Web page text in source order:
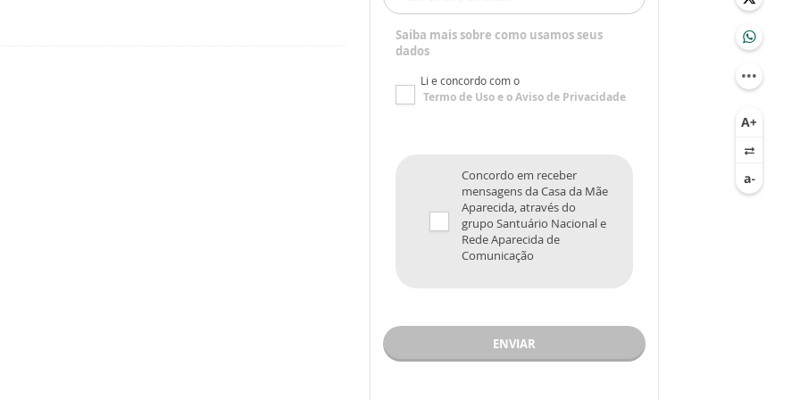
Saiba mais sobre como usamos seus
dados
Li e concordo com o
Termo de Usoe oAviso de Privacidade
Concordo em receber
mensagens da Casa da Mãe
Aparecida, através do
grupo Santuário Nacional e
Rede Aparecida de
Comunicação
ENVIAR